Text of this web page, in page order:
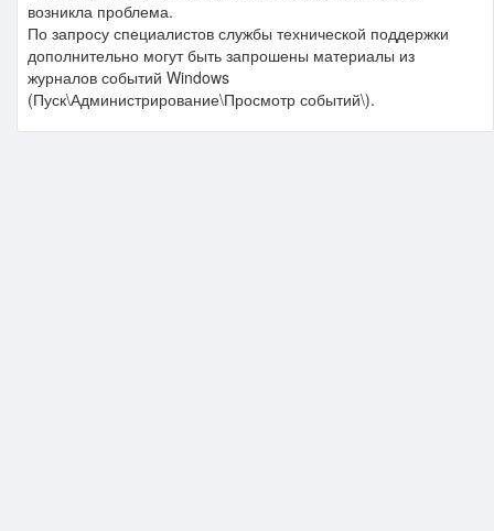
возникла проблема.
По запросу специалистов службы технической поддержки
дополнительно могут быть запрошены материалы из
журналов событий Windows
(Пуск\Администрирование\Просмотр событий\).